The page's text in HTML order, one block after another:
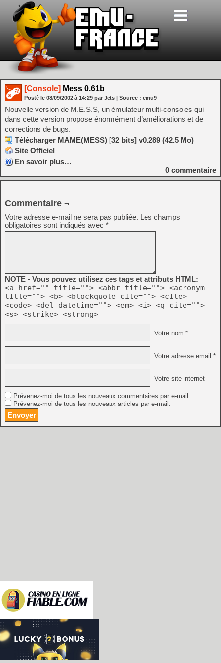
[Console] Mess 0.61b
Posté le 08/09/2002 à 14:29 par Jets | Source : emu9
Nouvelle version de M.E.S.S, un émulateur multi-consoles qui
dans cette version propose énormément d’améliorations et de
corrections de bugs.
Télécharger MAME(MESS) [32 bits] v0.289 (42.5 Mo)
Site Officiel
En savoir plus…
0 commentaire
Commentaire ¬
Votre adresse e-mail ne sera pas publiée. Les champs
obligatoires sont indiqués avec *
NOTE - Vous pouvez utilisez ces tags et attributs HTML:
<a href="" title=""> <abbr title=""> <acronym
title=""> <b> <blockquote cite=""> <cite>
<code> <del datetime=""> <em> <i> <q cite="">
<s> <strike> <strong>
Votre nom *
Votre adresse email *
Votre site internet
Prévenez-moi de tous les nouveaux commentaires par e-mail.
Prévenez-moi de tous les nouveaux articles par e-mail.